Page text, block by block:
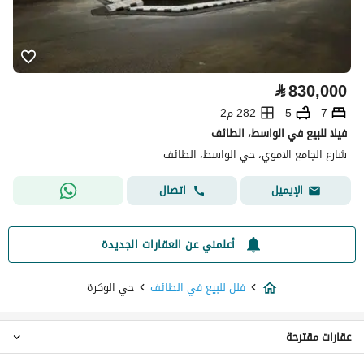
⃁830,000
7
5
282 م2
فيلا للبيع في الواسط، الطائف
شارع الجامع الاموي، حي الواسط، الطائف
الإيميل
اتصال
أعلمني عن العقارات الجديدة
فلل للبيع في الطائف
حي الوكرة
عقارات مقترحة